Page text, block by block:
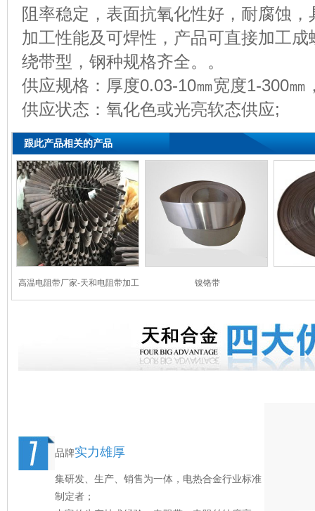
阻率稳定，表面抗氧化性好，耐腐蚀
加工性能及可焊性，产品可直接加工
绕带型，钢种规格齐全。。
供应规格：厚度0.03-10㎜宽度1-300㎜
供应状态：氧化色或光亮软态供应;
跟此产品相关的产品
高温电阻带厂家-天和电阻带加工 镍铬带
品牌实力雄厚
集研发、生产、销售为一体，电热合金行业标准
制定者；